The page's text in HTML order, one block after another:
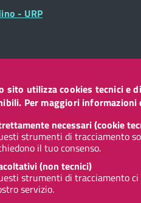
- URP
Collegamento
a
Instagram
Collegamento
a
LinkedIn
Collegamento
a
You
Tube
Collegamento
a
Telegram
a
Privacy Note legali
sito utilizza cookies tecnici e
Per maggiori informazioni
necessari (cookie
strumenti di tracciamento
il tuo consenso.
(non tecnici)
strumenti di tracciamento
servizio.